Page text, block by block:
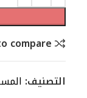
compare
التصنيف: